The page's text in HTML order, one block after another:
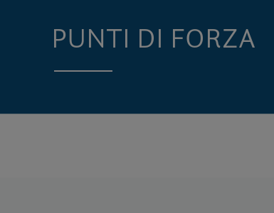
PUNTI DI FORZA